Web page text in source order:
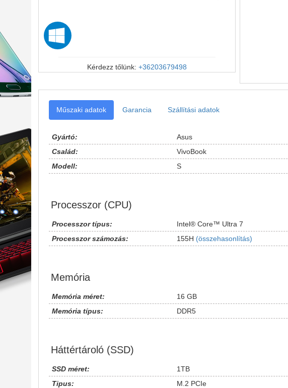
Kérdezz tőlünk: +36203679498
Műszaki adatok Garancia Szállítási adatok
Gyártó:
Asus
Család:
VivoBook
Modell:
S
Processzor (CPU)
Processzor típus:
Intel® Core™ Ultra 7
Processzor számozás:
155H (összehasonlítás)
Memória
Memória méret:
16 GB
Memória típus:
DDR5
Háttértároló (SSD)
SSD méret:
1TB
Tipus:
M.2 PCIe